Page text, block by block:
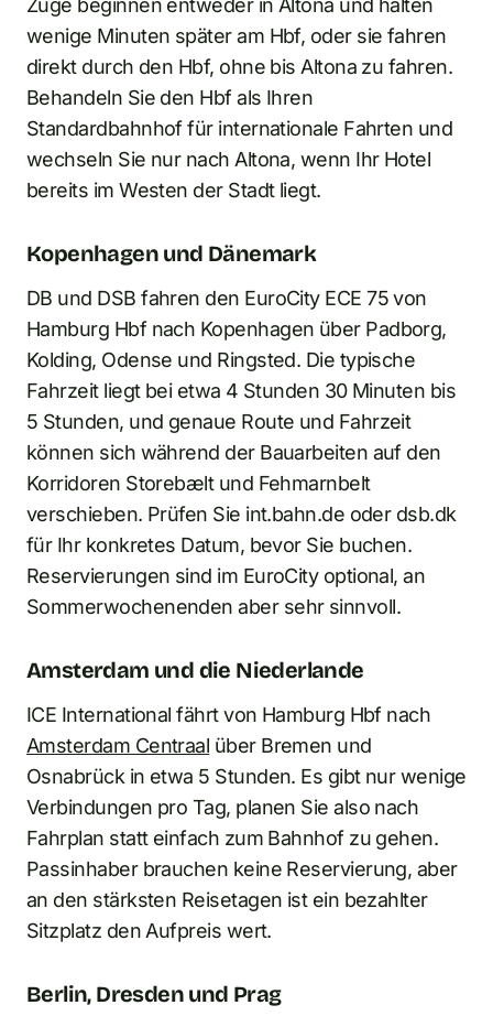
Züge beginnen entweder in Altona und halten
wenige Minuten später am Hbf, oder sie fahren
direkt durch den Hbf, ohne bis Altona zu fahren.
Behandeln Sie den Hbf als Ihren
Standardbahnhof für internationale Fahrten und
wechseln Sie nur nach Altona, wenn Ihr Hotel
bereits im Westen der Stadt liegt.
Kopenhagen und Dänemark
DB und DSB fahren den EuroCity ECE 75 von
Hamburg Hbf nach Kopenhagen über Padborg,
Kolding, Odense und Ringsted. Die typische
Fahrzeit liegt bei etwa 4 Stunden 30 Minuten bis
5 Stunden, und genaue Route und Fahrzeit
können sich während der Bauarbeiten auf den
Korridoren Storebælt und Fehmarnbelt
verschieben. Prüfen Sie int.bahn.de oder dsb.dk
für Ihr konkretes Datum, bevor Sie buchen.
Reservierungen sind im EuroCity optional, an
Sommerwochenenden aber sehr sinnvoll.
Amsterdam und die Niederlande
ICE International fährt von Hamburg Hbf nach
Amsterdam Centraal über Bremen und
Osnabrück in etwa 5 Stunden. Es gibt nur wenige
Verbindungen pro Tag, planen Sie also nach
Fahrplan statt einfach zum Bahnhof zu gehen.
Passinhaber brauchen keine Reservierung, aber
an den stärksten Reisetagen ist ein bezahlter
Sitzplatz den Aufpreis wert.
Berlin, Dresden und Prag